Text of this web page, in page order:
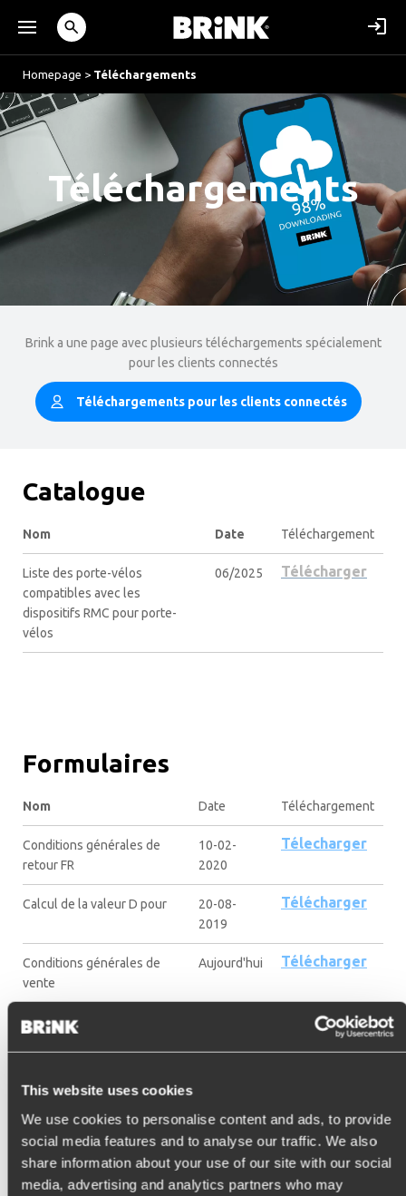
This website uses cookies
We use cookies to personalise content and ads, to provide
social media features and to analyse our traffic. We also
share information about your use of our site with our social
media, advertising and analytics partners who may
Homepage > Téléchargements
Téléchargements
Brink a une page avec plusieurs téléchargements spécialement
pour les clients connectés
Téléchargements pour les clients connectés
Catalogue
Nom Date Téléchargement
Liste des porte-vélos
compatibles avec les
dispositifs RMC pour porte-
vélos
06/2025 Télécharger
Formulaires
Nom Date Téléchargement
Conditions générales de
retour FR
10-02-
2020
Télecharger
Calcul de la valeur D pour
20-08-
2019
Télécharger
Conditions générales de
vente
Aujourd'hui Télécharger
Restez informé !
Inscrivez-vous à notre newsletter et recevez des